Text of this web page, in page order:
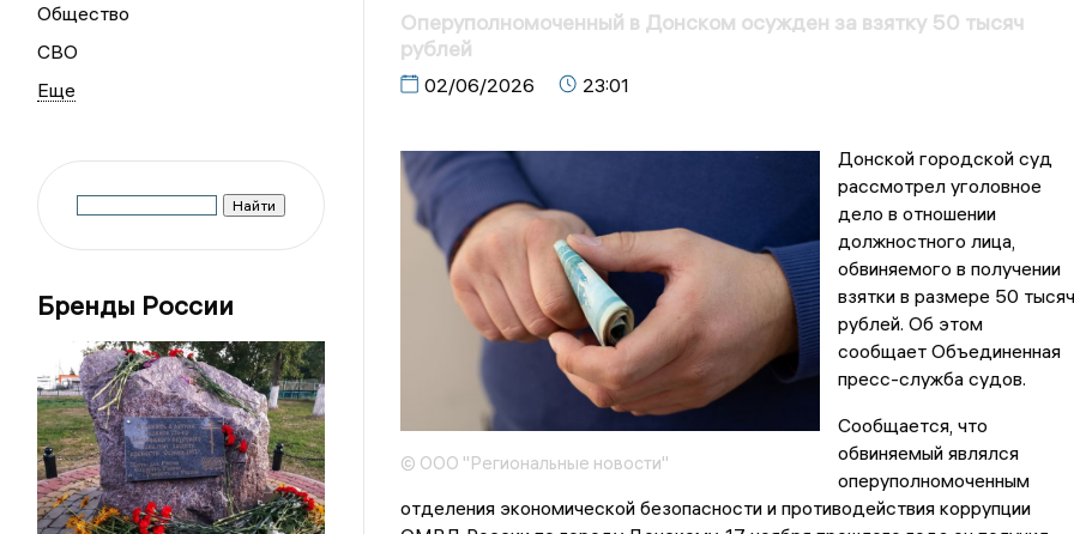
Общество
СВО
Бренды России
Оперуполномоченный в Донском осужден за взятку 50 тысяч
рублей
02/06/2026 23:01
© ООО "Региональные новости"
Донской городской суд
рассмотрел уголовное
дело в отношении
должностного лица,
обвиняемого в получении
взятки в размере 50 тысяч
рублей. Об этом
сообщает Объединенная
пресс-служба судов.
Сообщается, что
обвиняемый являлся
оперуполномоченным
отделения экономической безопасности и противодействия коррупции